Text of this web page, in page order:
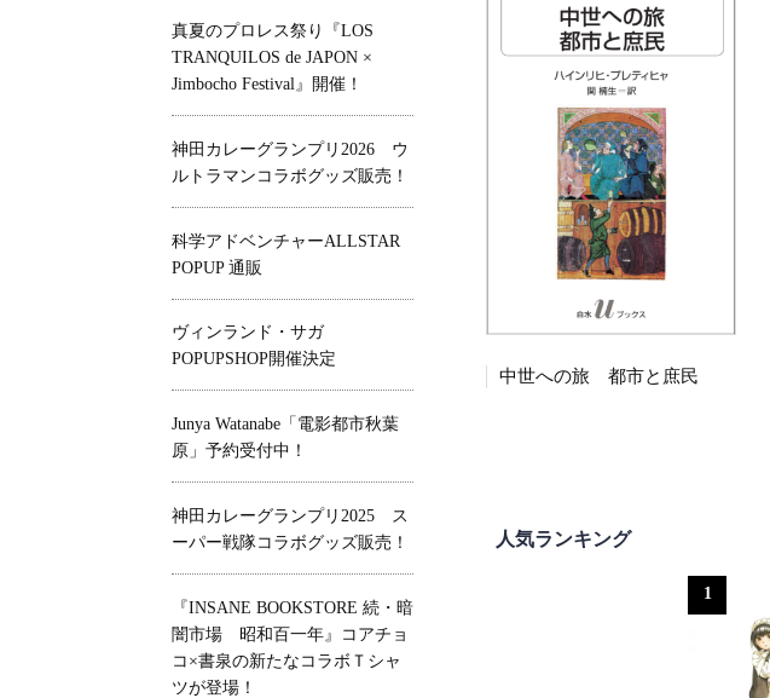
中世への旅 都市と庶民
人気ランキング
1
真夏のプロレス祭り『LOS
TRANQUILOS de JAPON ×
Jimbocho Festival』開催！
神田カレーグランプリ2026 ウ
ルトラマンコラボグッズ販売！
科学アドベンチャーALLSTAR
POPUP 通販
ヴィンランド・サガ
POPUPSHOP開催決定
Junya Watanabe「電影都市秋葉
原」予約受付中！
神田カレーグランプリ2025 ス
ーパー戦隊コラボグッズ販売！
『INSANE BOOKSTORE 続・暗
闇市場 昭和百一年』コアチョ
コ×書泉の新たなコラボＴシャ
ツが登場！